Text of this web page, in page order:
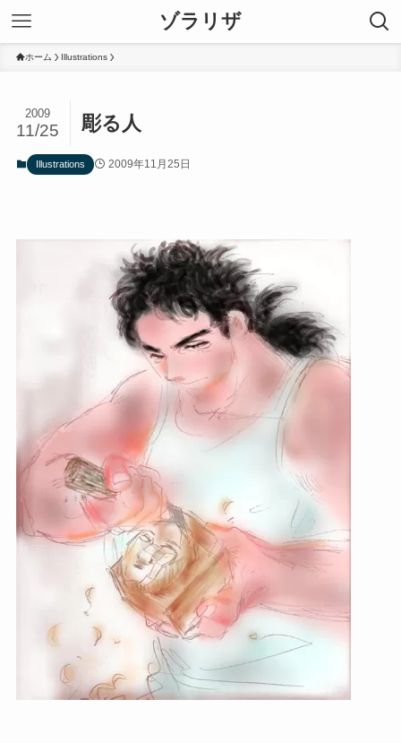
ゾラリザ
ホーム Illustrations
彫る人
2009
11/25
Illustrations 2009年11月25日